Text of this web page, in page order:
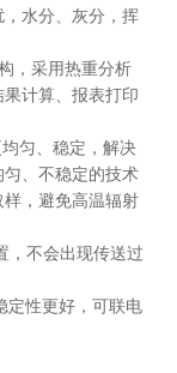
水分、灰分，挥
，采用热重分析
计算、报表打印
匀、稳定，解决
、不稳定的技术
，避免高温辐射
，不会出现传送过
定性更好，可联电